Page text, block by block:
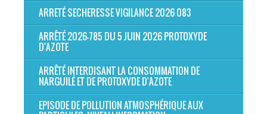
ARRETÉ SECHERESSE VIGILANCE 2026 083
ARRÊTÉ 2026-785 DU 5 JUIN 2026 PROTOXYDE
D'AZOTE
ARRÊTÉ INTERDISANT LA CONSOMMATION DE
NARGUILÉ ET DE PROTOXYDE D'AZOTE
EPISODE DE POLLUTION ATMOSPHÉRIQUE AUX